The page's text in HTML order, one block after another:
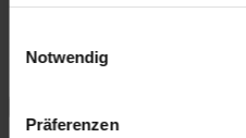
Notwendig
Präferenzen